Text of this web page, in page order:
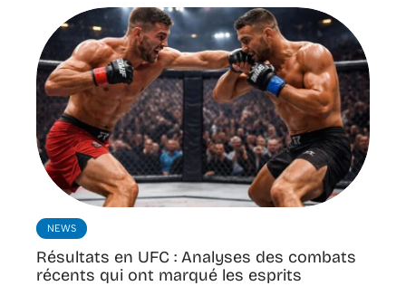
NEWS
Résultats en UFC : Analyses des combats
récents qui ont marqué les esprits